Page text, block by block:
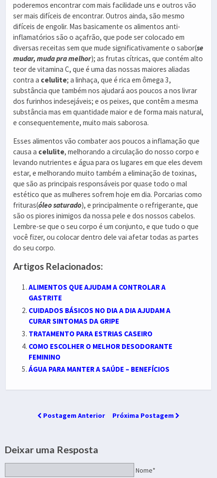
poderemos encontrar com mais facilidade uns e outros vão
ser mais difíceis de encontrar. Outros ainda, são mesmo
difíceis de engolir. Mas basicamente os alimentos anti-
inflamatórios são o açafrão, que pode ser colocado em
diversas receitas sem que mude significativamente o sabor(se
mudar, muda pra melhor); as frutas cítricas, que contém alto
teor de vitamina C, que é uma das nossas maiores aliadas
contra a celulite; a linhaça, que é rica em ômega 3,
substância que também nos ajudará aos poucos a nos livrar
dos furinhos indesejáveis; e os peixes, que contêm a mesma
substância mas em quantidade maior e de forma mais natural,
e consequentemente, muito mais saborosa.
Esses alimentos vão combater aos poucos a inflamação que
causa a celulite, melhorando a circulação do nosso corpo e
levando nutrientes e água para os lugares em que eles devem
estar, e melhorando muito também a eliminação de toxinas,
que são as principais responsáveis por quase todo o mal
estético que as mulheres sofrem hoje em dia. Porcarias como
frituras(óleo saturado), e principalmente o refrigerante, que
são os piores inimigos da nossa pele e dos nossos cabelos.
Lembre-se que o seu corpo é um conjunto, e que tudo o que
você fizer, ou colocar dentro dele vai afetar todas as partes
do seu corpo.
Artigos Relacionados:
ALIMENTOS QUE AJUDAM A CONTROLAR A
GASTRITE
CUIDADOS BÁSICOS NO DIA A DIA AJUDAM A
CURAR SINTOMAS DA GRIPE
TRATAMENTO PARA ESTRIAS CASEIRO
COMO ESCOLHER O MELHOR DESODORANTE
FEMININO
ÁGUA PARA MANTER A SAÚDE – BENEFÍCIOS
Postagem Anterior Próxima Postagem
Deixar uma Resposta
Nome*